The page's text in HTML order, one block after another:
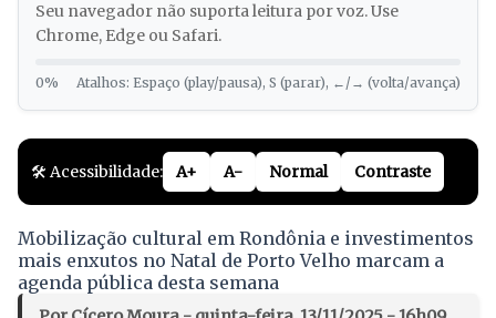
Seu navegador não suporta leitura por voz. Use
Chrome, Edge ou Safari.
0% Atalhos: Espaço (play/pausa), S (parar), ←/→ (volta/avança)
🛠️ Acessibilidade: A+ A- Normal Contraste
Mobilização cultural em Rondônia e investimentos
mais enxutos no Natal de Porto Velho marcam a
agenda pública desta semana